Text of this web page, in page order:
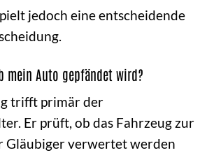
jedoch eine entscheidende
mein Auto gepfändet wird?
trifft primär der
Er prüft, ob das Fahrzeug zur
Gläubiger verwertet werden